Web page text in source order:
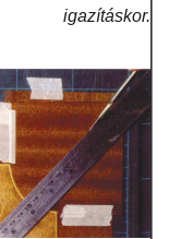
igazításkor.